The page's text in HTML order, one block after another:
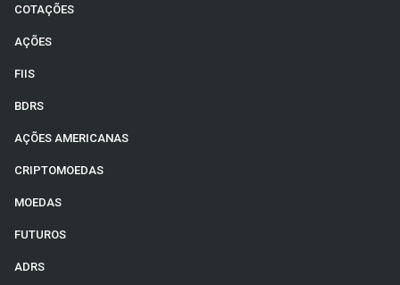
COTAÇÕES
AÇÕES
FIIS
BDRS
AÇÕES AMERICANAS
CRIPTOMOEDAS
MOEDAS
FUTUROS
ADRS